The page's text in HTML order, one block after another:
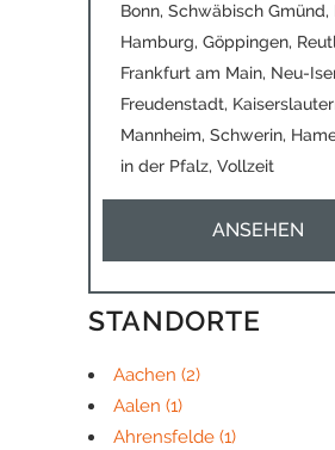
Bonn, Schwäbisch Gmünd,
Hamburg, Göppingen,
Frankfurt am Main, Neu-
Freudenstadt,
Mannheim, Schwerin,
in der Pfalz, Vollzeit
ANSEHEN
STANDORTE
Aachen (2)
Aalen (1)
Ahrensfelde (1)